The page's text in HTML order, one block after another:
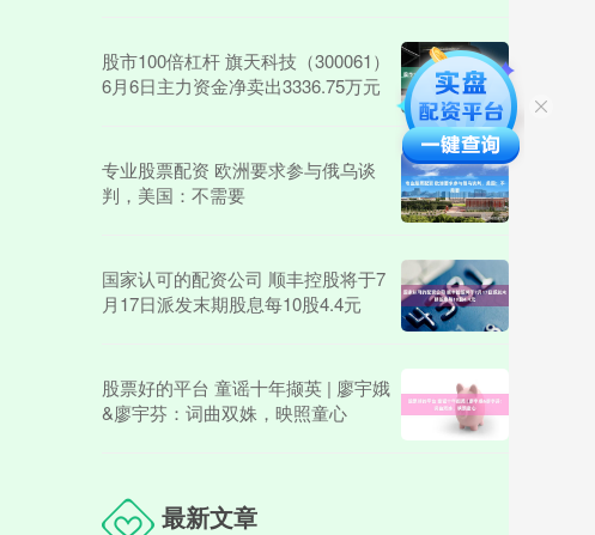
股市100倍杠杆 旗天科技（300061）
6月6日主力资金净卖出3336.75万元
专业股票配资 欧洲要求参与俄乌谈
判，美国：不需要
国家认可的配资公司 顺丰控股将于7
月17日派发末期股息每10股4.4元
股票好的平台 童谣十年撷英 | 廖宇娥
&廖宇芬：词曲双姝，映照童心
最新文章